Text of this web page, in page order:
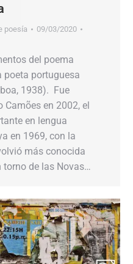
poesía
09/03/2020
del poema
poeta portuguesa
1938). Fue
en 2002, el
en lengua
en 1969, con la
más conocida
torno de las Novas…